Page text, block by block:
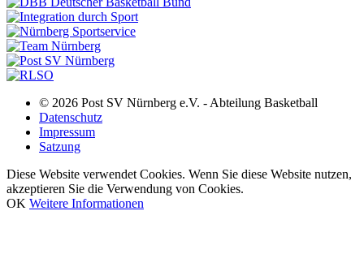
© 2026 Post SV Nürnberg e.V. - Abteilung Basketball
Datenschutz
Impressum
Satzung
Diese Website verwendet Cookies. Wenn Sie diese Website nutzen,
akzeptieren Sie die Verwendung von Cookies.
OK Weitere Informationen